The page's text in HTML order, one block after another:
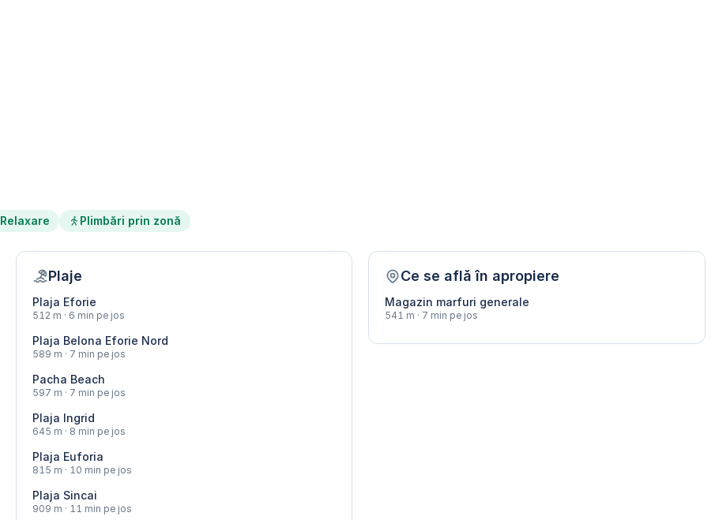
Relaxare Plimbări prin zonă
Plaje
Plaja Eforie
512 m · 6 min pe jos
Plaja Belona Eforie Nord
589 m · 7 min pe jos
Pacha Beach
597 m · 7 min pe jos
Plaja Ingrid
645 m · 8 min pe jos
Plaja Euforia
815 m · 10 min pe jos
Plaja Sincai
909 m · 11 min pe jos
Ce se află în apropiere
Magazin marfuri generale
541 m · 7 min pe jos